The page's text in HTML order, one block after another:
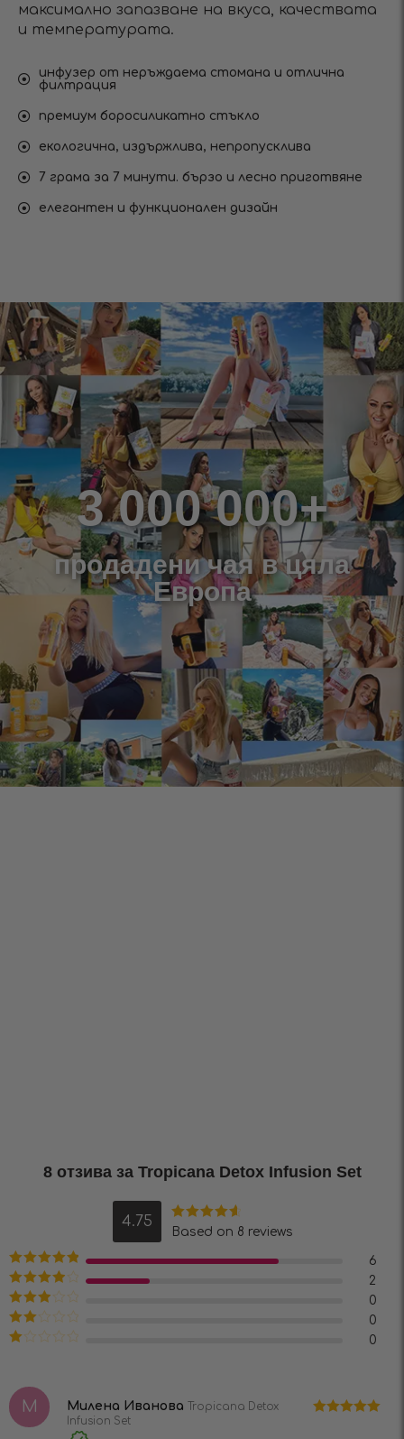
максимално запазване на вкуса, качествата
и температурата.
инфузер от неръждаема стомана и отлична
филтрация
премиум боросиликатно стъкло
екологична, издържлива, непропусклива
7 грама за 7 минути. бързо и лесно приготвяне
елегантен и функционален дизайн
3 000 000+
продадени чая в цяла
Европа
8 отзива за Tropicana Detox Infusion Set
4.75
Оценено на
Based on 8 reviews
Оценено на
5
от 5
6
Оценено
на4 от 5
2
Оценено
на
3
от
5
0
Оценено
0
от
0
М Милена Иванова
Tropicana Detox
Infusion Set